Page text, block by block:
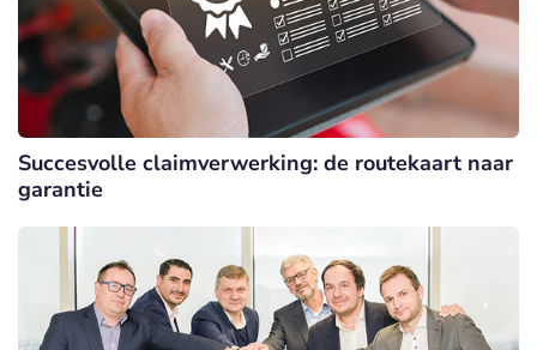
Succesvolle claimverwerking: de routekaart naar
garantie